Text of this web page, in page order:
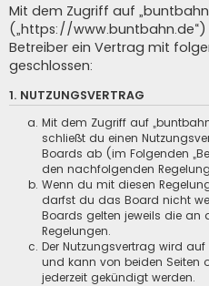
Mit dem Zugriff auf
(„https://www.buntbahn.de“)
Betreiber ein Vertrag mit
geschlossen:
1. NUTZUNGSVERTRAG
Mit dem Zugriff auf
schließt du einen
Boards ab (im Folgenden
den nachfolgenden
Wenn du mit diesen
darfst du das Board nicht
Boards gelten jeweils die an
Regelungen.
Der Nutzungsvertrag wird
und kann von beiden Seiten
jederzeit gekündigt werden.